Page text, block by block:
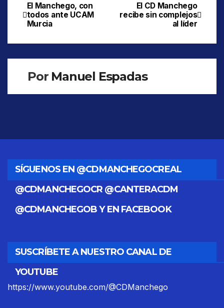
Navegación
de
El CD Manchego
recibe sin complejos
al líder
El Manchego, con
todos ante UCAM
Murcia
Por Manuel Espadas
SÍGUENOS EN @CDMANCHEGOCREAL
@CDMANCHEGOCR @CANTERACDM
@CDMANCHEGOB Y EN FACEBOOK
SUSCRÍBETE A NUESTRO CANAL DE
YOUTUBE
https://www.youtube.com/@CDManchego